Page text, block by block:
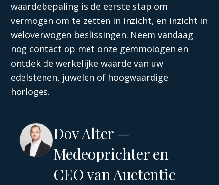
waardebepaling is de eerste stap om
vermogen om te zetten in inzicht, en inzicht in
weloverwogen beslissingen. Neem vandaag
nog contact op met onze gemmologen en
ontdek de werkelijke waarde van uw
edelstenen, juwelen of hoogwaardige
horloges.
Dov Alter —
Medeoprichter en
CEO van Auctentiс